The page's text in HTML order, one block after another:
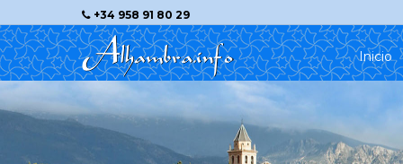
+34 958 91 80 29
Inicio